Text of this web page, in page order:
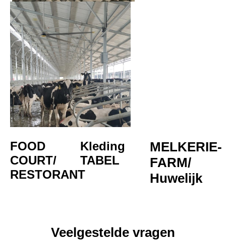
FOOD
COURT/
RESTORANT
Kleding
TABEL
MELKERIE-
FARM/
Huwelijk
Veelgestelde vragen